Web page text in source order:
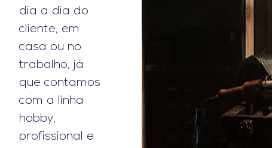
dia a dia do
cliente, em
casa ou no
trabalho, já
que contamos
com a linha
hobby,
profissional e